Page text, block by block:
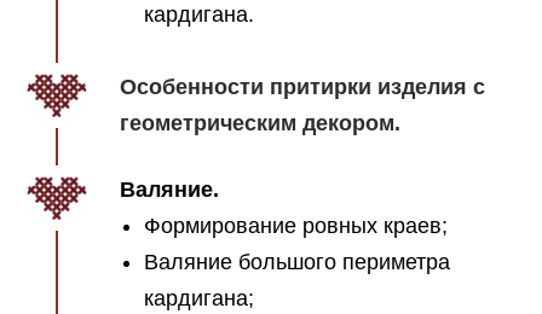
кардигана.
Особенности притирки изделия с
геометрическим декором.
Валяние.
Формирование ровных краев;
Валяние большого периметра
кардигана;